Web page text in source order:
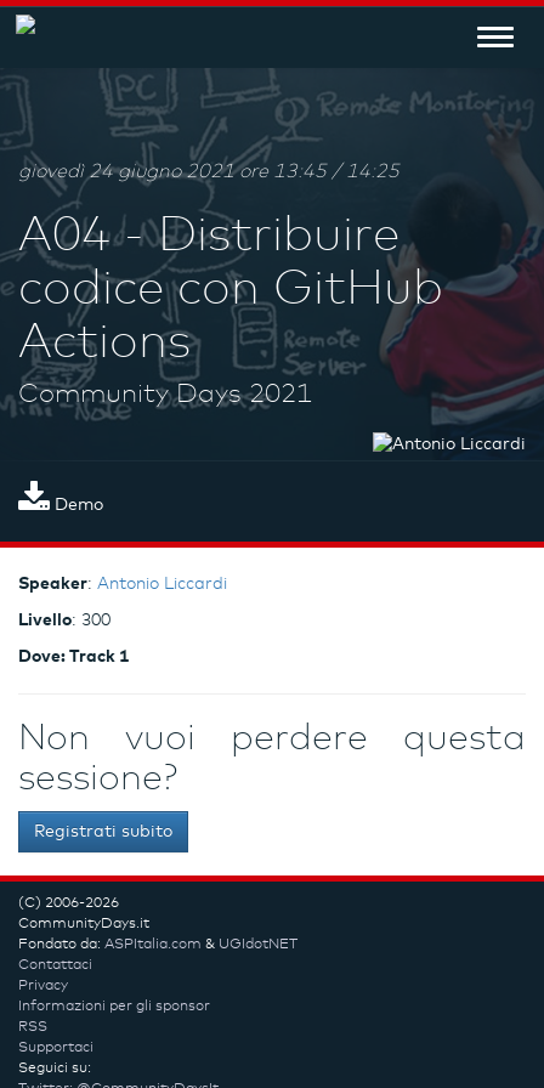
giovedì 24 giugno 2021 ore 13:45 / 14:25
A04 - Distribuire
codice con GitHub
Actions
Community Days 2021
Demo
Speaker: Antonio Liccardi
Livello: 300
Dove: Track 1
Non vuoi perdere questa
sessione?
Registrati subito
(C) 2006-2026
CommunityDays.it
Fondato da: ASPItalia.com & UGIdotNET
Contattaci
Privacy
Informazioni per gli sponsor
RSS
Supportaci
Seguici su: